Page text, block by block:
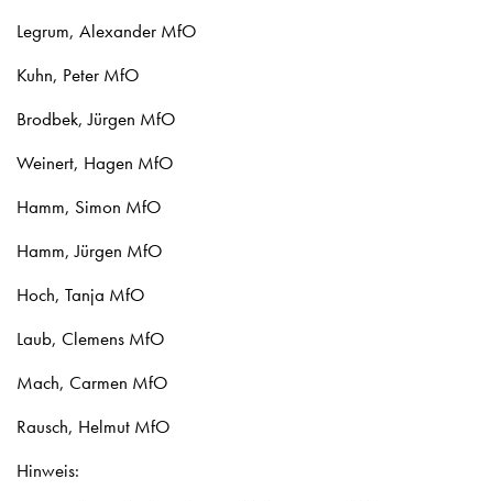
Legrum, Alexander MfO
Kuhn, Peter MfO
Brodbek, Jürgen MfO
Weinert, Hagen MfO
Hamm, Simon MfO
Hamm, Jürgen MfO
Hoch, Tanja MfO
Laub, Clemens MfO
Mach, Carmen MfO
Rausch, Helmut MfO
Hinweis: